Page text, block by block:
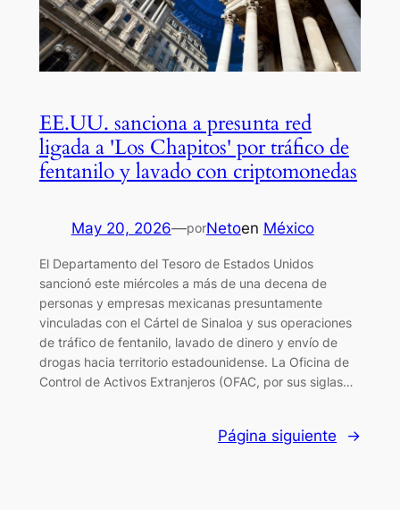
EE.UU. sanciona a presunta red
ligada a 'Los Chapitos' por tráfico de
fentanilo y lavado con criptomonedas
May 20, 2026—porNetoen México
El Departamento del Tesoro de Estados Unidos
sancionó este miércoles a más de una decena de
personas y empresas mexicanas presuntamente
vinculadas con el Cártel de Sinaloa y sus operaciones
de tráfico de fentanilo, lavado de dinero y envío de
drogas hacia territorio estadounidense. La Oficina de
Control de Activos Extranjeros (OFAC, por sus siglas…
Página siguiente →